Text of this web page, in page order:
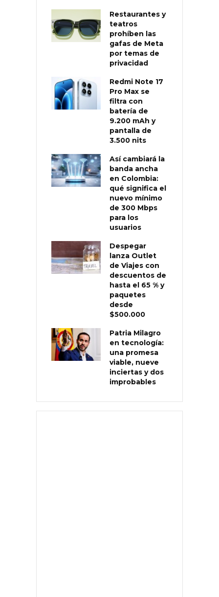
Restaurantes y
teatros
prohíben las
gafas de Meta
por temas de
privacidad
Redmi Note 17
Pro Max se
filtra con
batería de
9.200 mAh y
pantalla de
3.500 nits
Así cambiará la
banda ancha
en Colombia:
qué significa el
nuevo mínimo
de 300 Mbps
para los
usuarios
Despegar
lanza Outlet
de Viajes con
descuentos de
hasta el 65 % y
paquetes
desde
$500.000
Patria Milagro
en tecnología:
una promesa
viable, nueve
inciertas y dos
improbables